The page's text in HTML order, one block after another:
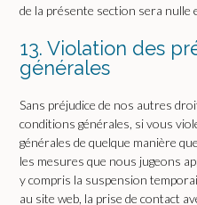
de la présente section sera nulle
13. Violation des
générales
Sans préjudice de nos autres
conditions générales, si vous
générales de quelque manière
les mesures que nous jugeons
y compris la suspension
au site web, la prise de contact